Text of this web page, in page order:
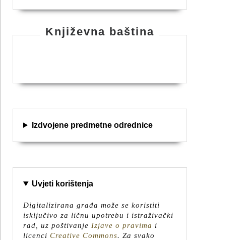
Književna baština
Izdvojene predmetne odrednice
Uvjeti korištenja
Digitalizirana građa može se koristiti
isključivo za ličnu upotrebu i istraživački
rad, uz poštivanje Izjave o pravima i
licenci Creative Commons. Za svako